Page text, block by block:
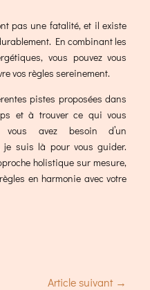
pas une fatalité, et il existe
En combinant les
vous pouvez vous
vos règles sereinement.
pistes proposées dans
et à trouver ce qui vous
avez besoin d’un
je suis là pour vous guider.
holistique sur mesure,
en harmonie avec votre
Article suivant→